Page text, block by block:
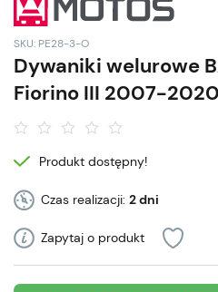
SKU: PE28-3-O
Dywaniki welurowe
Fiorino III 2007-2020
Produkt dostępny!
Czas realizacji: 2 dni
Zapytaj o produkt